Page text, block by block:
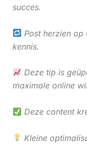
succes.
Post herzien
kennis.
Deze tip is
maximale online
Deze content
Kleine